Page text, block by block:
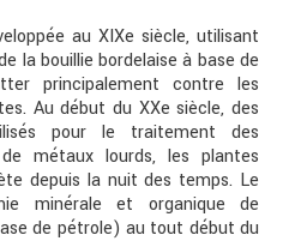
au XIXe siècle, utilisant
la bouillie bordelaise à base de
principalement contre les
Au début du XXe siècle, des
pour le traitement des
métaux lourds, les plantes
depuis la nuit des temps. Le
minérale et organique de
de pétrole) au tout début du